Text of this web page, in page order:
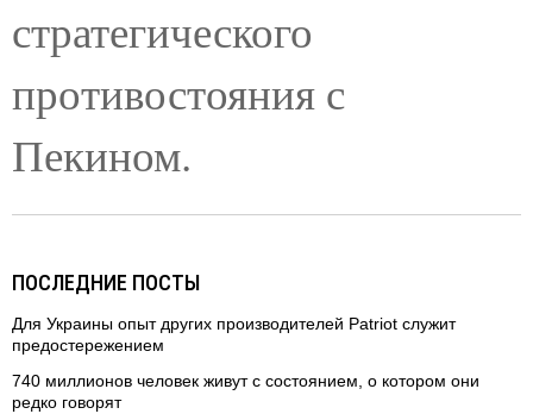
стратегического
противостояния с
Пекином.
ПОСЛЕДНИЕ ПОСТЫ
Для Украины опыт других производителей Patriot служит
предостережением
740 миллионов человек живут с состоянием, о котором они
редко говорят